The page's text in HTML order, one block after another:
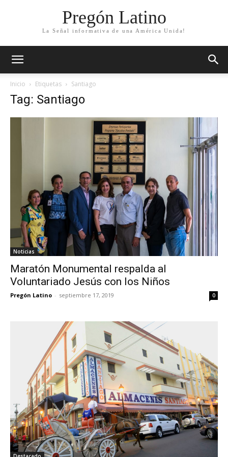
Pregón Latino
La Señal informativa de una América Unida!
Inicio Etiquetas Santiago
Tag: Santiago
Noticias
Maratón Monumental respalda al
Voluntariado Jesús con los Niños
Pregón Latino - septiembre 17, 2019 0